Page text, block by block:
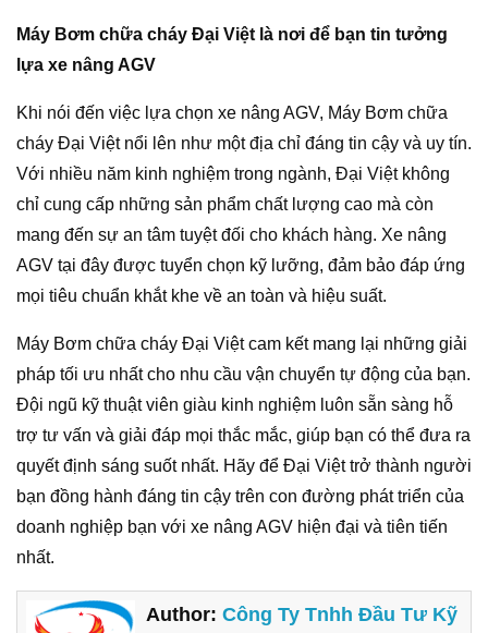
Máy Bơm chữa cháy Đại Việt là nơi để bạn tin tưởng
lựa xe nâng AGV
Khi nói đến việc lựa chọn xe nâng AGV, Máy Bơm chữa
cháy Đại Việt nổi lên như một địa chỉ đáng tin cậy và uy tín.
Với nhiều năm kinh nghiệm trong ngành, Đại Việt không
chỉ cung cấp những sản phẩm chất lượng cao mà còn
mang đến sự an tâm tuyệt đối cho khách hàng. Xe nâng
AGV tại đây được tuyển chọn kỹ lưỡng, đảm bảo đáp ứng
mọi tiêu chuẩn khắt khe về an toàn và hiệu suất.
Máy Bơm chữa cháy Đại Việt cam kết mang lại những giải
pháp tối ưu nhất cho nhu cầu vận chuyển tự động của bạn.
Đội ngũ kỹ thuật viên giàu kinh nghiệm luôn sẵn sàng hỗ
trợ tư vấn và giải đáp mọi thắc mắc, giúp bạn có thể đưa ra
quyết định sáng suốt nhất. Hãy để Đại Việt trở thành người
bạn đồng hành đáng tin cậy trên con đường phát triển của
doanh nghiệp bạn với xe nâng AGV hiện đại và tiên tiến
nhất.
Author:Công Ty Tnhh Đầu Tư Kỹ